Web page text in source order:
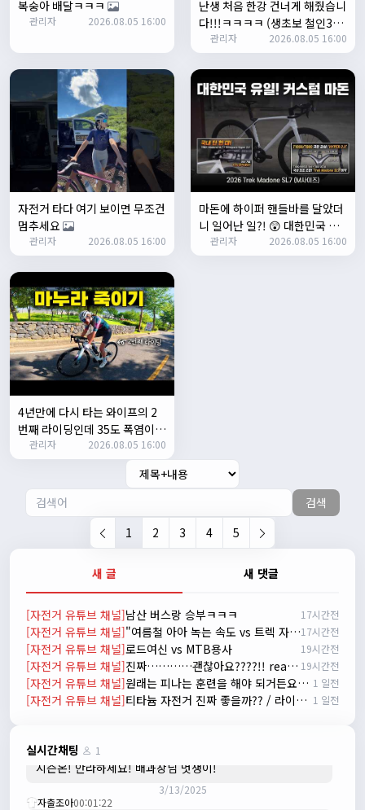
새 글 새 댓글
[자전거 유튜브 채널]남산 버스랑 승부ㅋㅋㅋ 17시간전
[자전거 유튜브 채널] "여름철 아아 녹는 속도 vs 트렉 자전거 고장 나는 속도 ㅋㅋㅋ 입문용 MTB 끝판왕 추천"17시간전
[자전거 유튜브 채널]로드여신 vs MTB용사 19시간전
[자전거 유튜브 채널] 진짜…………괜찮아요????!! really okay?😱너무 아플것 같아……ㅜㅜ 19시간전
[자전거 유튜브 채널] 원래는 피나는 훈련을 해야 되거든요? 근데 다들 너무 힘들어하니까 우리가 치트키를 좀 써드릴게요. 아, KC 인증이 안나온다고요? 그럼 뭐... 얼른 훈련하러 안나가고 뭐하세요? 1 일전
[자전거 유튜브 채널] 티타늄 자전거 진짜 좋을까?? / 라이트스피드 얼티밋 리뷰 1 일전
실시간채팅 1
좌측 로고(메인 대문) 누르면 홈으로 이동할때 왼쪽으로 가서
눌러야 해서 불편하네요. 가운데에 있거나 빈공간을 눌러도
메인으로 이동하게 해주실수 있나요>?
관리자16:50:47
한번 확인해보겠습니다 :)
2/8/2025
명신이10:43:01
너무 추워요
2/10/2025
부두게이 BRBR09:54:20
잔차나라 화이팅!!
관리자10:15:31
감사합니다 파이팅!!!!
2/14/2025
서준22:03:11
저 첫 로드로 힉스 바버비 살려하는데 괜찮나요?
2/16/2025
자출조아15:14:23
시즌온 하신 분들 모두 안라하세요~~
시즌온이랑 안라가 몬가요?
진우01:50:08
시즌온은 시즌이 시작됬다는거고 안라는 안전한 라이딩으로
자출조아
2/20/2025
시즌이 곧 다가오네요 ^^ 모두 안전한 라이딩 하시기 바랍니
다
2/22/2025
자출조아18:44:23
넵!! 잔차나라도 시즌온과 함께 바쁜 하루하루 보내세요~~
3/1/2025
자출조아08:54:33
수도권은 3.1절 연휴 비소식...ㅠ ㅠ
JIWOON23:26:13
시즌온! 안라하세요! 배과장님 멋쟁이!
3/13/2025
자출조아00:01:22
복숭아 배달ㅋㅋㅋ
관리자 2026.08.05 16:00
난생 처음 한강 건너게 해줬습니
다!!!ㅋㅋㅋㅋ (생초보 철인3종
입문시키기)
관리자 2026.08.05 16:00
자전거 타다 여기 보이면 무조건
멈추세요
관리자 2026.08.05 16:00
마돈에 하이퍼 핸들바를 달았더
니 일어난 일?! 😲 대한민국 유
일무이 커스텀 마돈 SL7 등장!
관리자 2026.08.05 16:00
4년만에 다시 타는 와이프의 2
번째 라이딩인데 35도 폭염이라
고? 과연 30키로를 쫒아올수 있
을까?
관리자 2026.08.05 16:00
검색
1
2 3 4 5